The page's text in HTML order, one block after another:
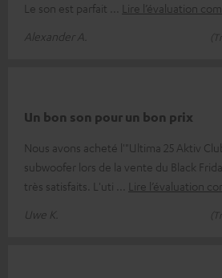
Le son est parfait
Lire l’évaluation
Alexander A.
Un bon son pour un bon prix
Nous avons acheté l'"Ultima 25 Aktiv
subwoofer lors de la vente du Black
très satisfaits. L'uti
Lire l’évaluation
Uwe K.